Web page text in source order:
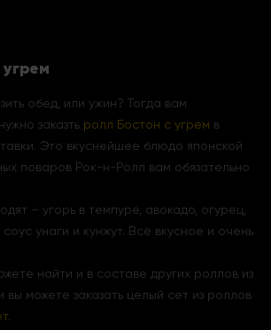
обед, или ужин? Тогда вам
заказть ролл Бостон с угрем в
Это вкуснейшее блюдо японской
поваров Рок-н-Ролл вам обязательно
– угорь в темпуре, авокадо, огурец,
унаги и кунжут. Всё вкусное и очень
найти и в составе других роллов из
вы можете заказать целый сет из роллов
.